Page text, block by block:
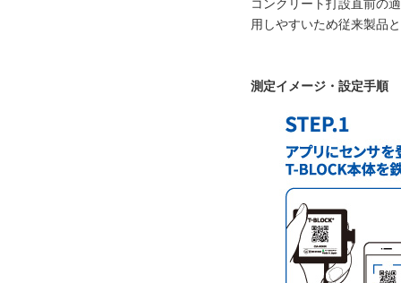
用しやすいため従来製品
測定イメージ・設定手順